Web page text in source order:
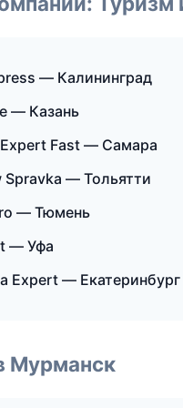
— Калининград
— Казань
Fast — Самара
Spravka — Тольятти
— Тюмень
— Уфа
Expert — Екатеринбург
Мурманск